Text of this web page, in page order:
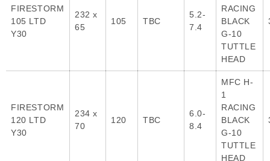
FIRESTORM
105 LTD
Y30
232 x
65
105 TBC
5.2-
7.4
RACING
BLACK
G-10
TUTTLE
HEAD
FIRESTORM
120 LTD
Y30
234 x
70
120 TBC
6.0-
8.4
MFC H-
1
RACING
BLACK
G-10
TUTTLE
HEAD